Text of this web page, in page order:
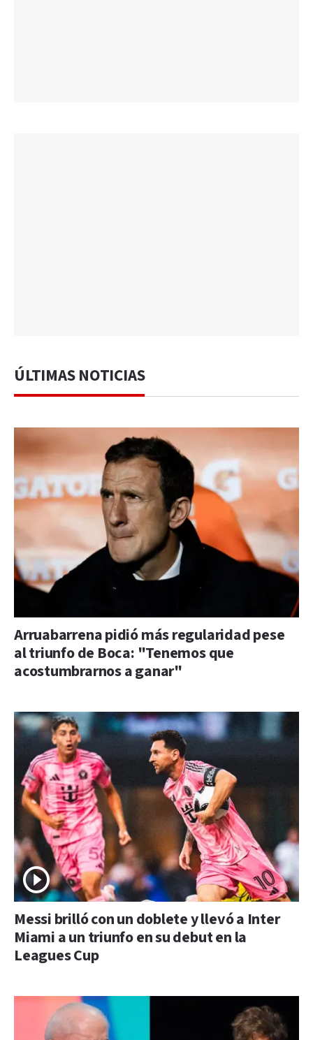
ÚLTIMAS NOTICIAS
Arruabarrena pidió más regularidad pese
al triunfo de Boca: "Tenemos que
acostumbrarnos a ganar"
Messi brilló con un doblete y llevó a Inter
Miami a un triunfo en su debut en la
Leagues Cup